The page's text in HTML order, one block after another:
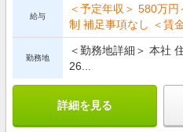
給与
＜予定年収＞ 580万
制 補足事項なし ＜賃金
勤務地
＜勤務地詳細＞ 本社
26...
詳細を見る